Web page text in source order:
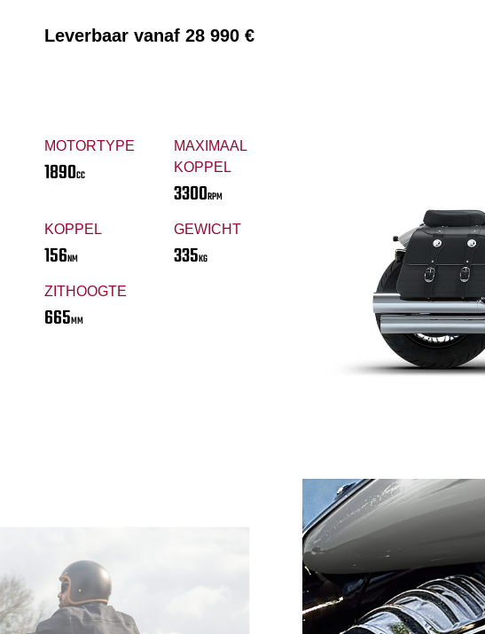
Leverbaar vanaf 28 990 €
MOTORTYPE
1890CC
MAXIMAAL
KOPPEL
3300RPM
KOPPEL
156NM
GEWICHT
335KG
ZITHOOGTE
665MM